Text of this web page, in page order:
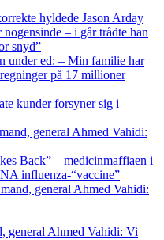
hyldede Jason Arday
– i går trådte han
snyd”
under ed: – Min familie har
på 17 millioner
kunder forsyner sig i
general Ahmed Vahidi:
Back” – medicinmaffiaen i
influenza-“vaccine”
general Ahmed Vahidi:
general Ahmed Vahidi: Vi